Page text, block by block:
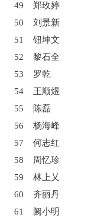
49
郑玫婷
50
刘景新
51
钮坤文
52
黎石全
53
罗乾
54
王顺煜
55
陈磊
56
杨海峰
57
何志红
58
周忆珍
59
林上乂
60
齐丽丹
61
阙小明